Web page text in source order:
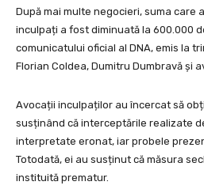
După mai multe negocieri, suma care
inculpați a fost diminuată la 600.000
comunicatului oficial al DNA, emis la
Florian Coldea, Dumitru Dumbravă și
Avocații inculpaților au încercat să
susținând că interceptările realizate
interpretate eronat, iar probele
Totodată, ei au susținut că măsura
instituită prematur.